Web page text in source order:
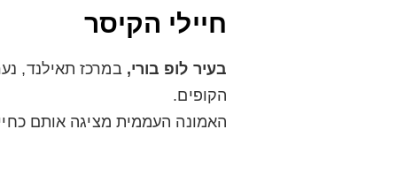
חיילי הקיסר
בעיר לופ בורי,
הקופים.
האמונה העממית מציגה אותם